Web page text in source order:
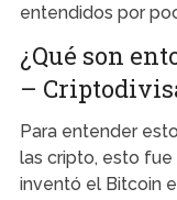
entendidos por
¿Qué son
–
Para entender
las cripto, esto fue
inventó el Bitcoin